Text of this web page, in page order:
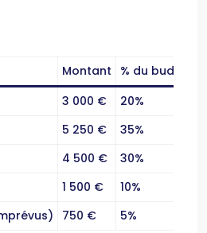
Montant
% du budget
3 000 €
20%
5 250 €
35%
4 500 €
30%
1 500 €
10%
750 € 5%